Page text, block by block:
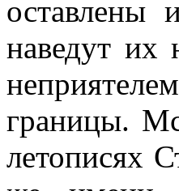
оставлены
наведут их
границы.
летописях